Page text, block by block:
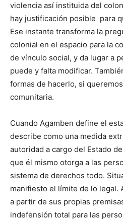
violencia así instituida del
hay justificación posible para
Ese instante transforma la
colonial en el espacio para la
de vínculo social, y da lugar a
puede y falta modificar.
formas de hacerlo, si
comunitaria.
Cuando Agamben define el
describe como una medida
autoridad a cargo del Estado
que él mismo otorga a las
sistema de derechos todo.
manifiesto el límite de lo legal.
a partir de sus propias
indefensión total para las